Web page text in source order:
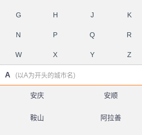
G H J K
N P Q R
W X Y Z
A (以A为开头的城市名)
安庆 安顺
鞍山 阿拉善